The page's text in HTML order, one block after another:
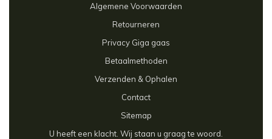
Algemene Voorwaarden
Retourneren
Privacy Giga gaas
Betaalmethoden
Verzenden & Ophalen
Contact
Sitemap
U heeft een klacht. Wij staan u graag te woord.